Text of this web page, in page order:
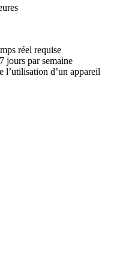
réel requise
jours par semaine
l’utilisation d’un appareil